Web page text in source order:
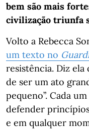
bem são mais
civilização triunfa
Volto a Rebecca
um texto no
resistência. Diz ela
de ser um ato
pequeno”. Cada
defender
e em qualquer